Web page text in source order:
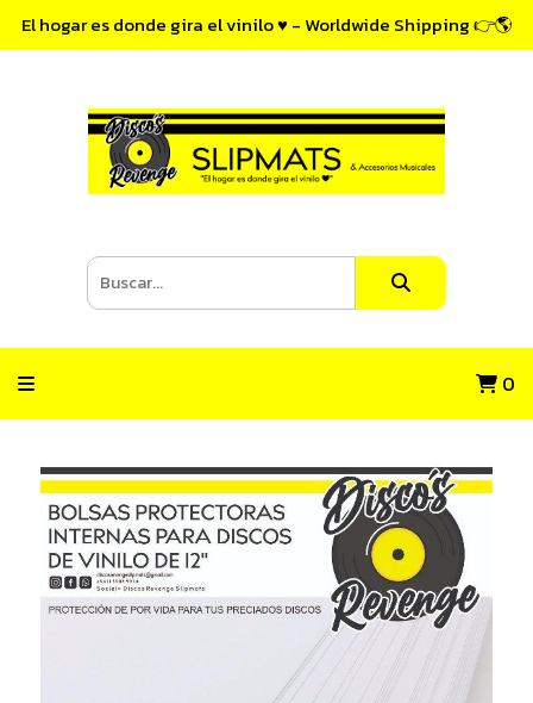
El hogar es donde gira el vinilo ♥ - Worldwide Shipping 👉🌎
0